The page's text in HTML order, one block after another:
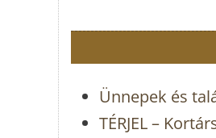
Ünnepek és
TÉRJEL –